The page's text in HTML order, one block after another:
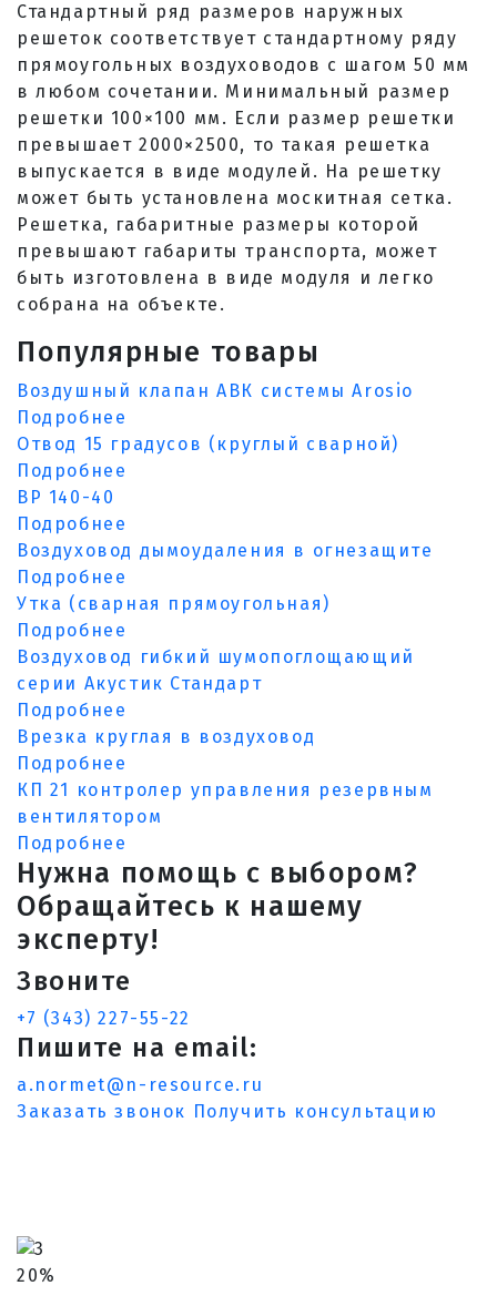
Стандартный ряд размеров наружных
решеток соответствует стандартному ряду
прямоугольных воздуховодов с шагом 50 мм
в любом сочетании. Минимальный размер
решетки 100×100 мм. Если размер решетки
превышает 2000×2500, то такая решетка
выпускается в виде модулей. На решетку
может быть установлена москитная сетка.
Решетка, габаритные размеры которой
превышают габариты транспорта, может
быть изготовлена в виде модуля и легко
собрана на объекте.
Популярные товары
Воздушный клапан АВК системы Arosio
Подробнее
Отвод 15 градусов (круглый сварной)
Подробнее
ВР 140-40
Подробнее
Воздуховод дымоудаления в огнезащите
Подробнее
Утка (сварная прямоугольная)
Подробнее
Воздуховод гибкий шумопоглощающий
серии Акустик Стандарт
Подробнее
Врезка круглая в воздуховод
Подробнее
КП 21 контролер управления резервным
вентилятором
Подробнее
Нужна помощь с выбором?
Обращайтесь к нашему
эксперту!
Звоните
+7 (343) 227-55-22
Пишите на email:
a.normet@n-resource.ru
Заказать звонок Получить консультацию
20%